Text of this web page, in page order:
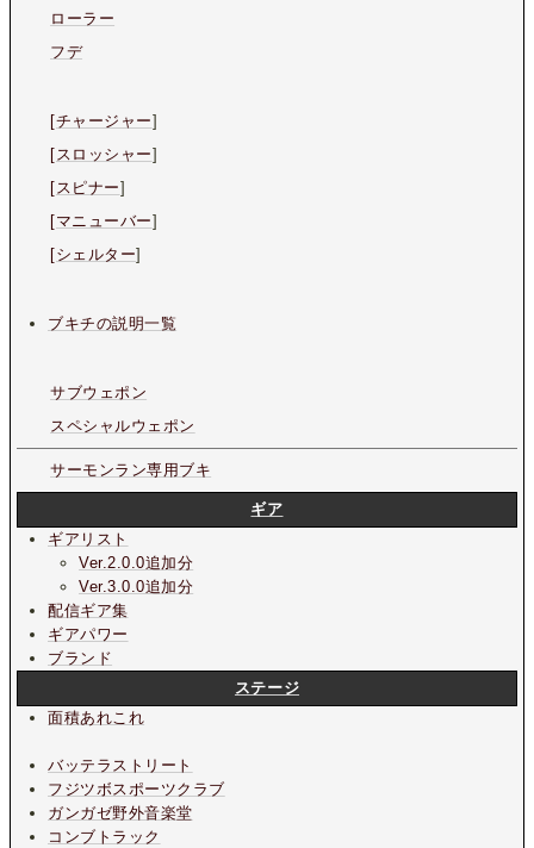
ローラー
フデ
[チャージャー]
[スロッシャー]
[スピナー]
[マニューバー]
[シェルター]
ブキチの説明一覧
サブウェポン
スペシャルウェポン
サーモンラン専用ブキ
ギア
ギアリスト
Ver.2.0.0追加分
Ver.3.0.0追加分
配信ギア集
ギアパワー
ブランド
ステージ
面積あれこれ
バッテラストリート
フジツボスポーツクラブ
ガンガゼ野外音楽堂
コンブトラック